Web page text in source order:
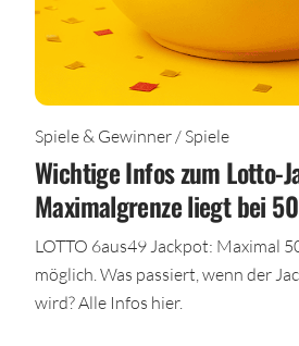
Spiele & Gewinner / Spiele
Wichtige Infos zum Lotto-
Maximalgrenze liegt bei
LOTTO 6aus49 Jackpot: Maximal
möglich. Was passiert, wenn der
wird? Alle Infos hier.